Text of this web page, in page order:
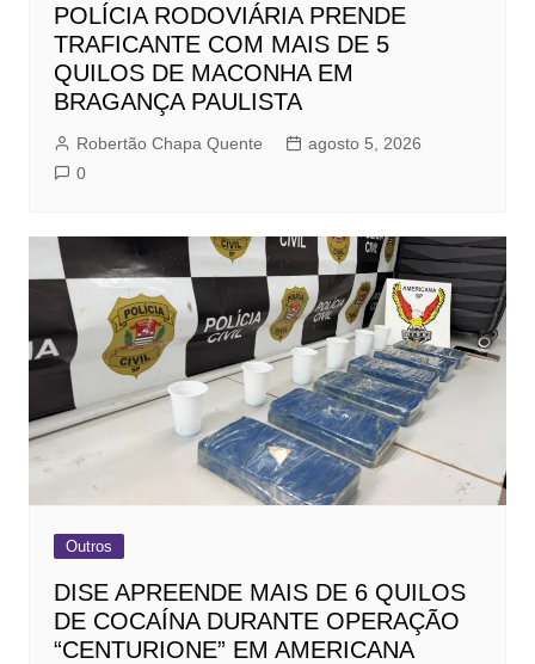
POLÍCIA RODOVIÁRIA PRENDE
TRAFICANTE COM MAIS DE 5
QUILOS DE MACONHA EM
BRAGANÇA PAULISTA
Robertão Chapa Quente
agosto 5, 2026
0
Outros
DISE APREENDE MAIS DE 6 QUILOS
DE COCAÍNA DURANTE OPERAÇÃO
“CENTURIONE” EM AMERICANA